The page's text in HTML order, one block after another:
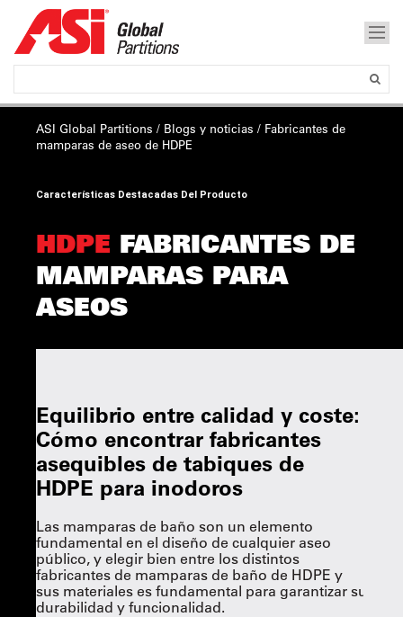
ASI Global Partitions / Blogs y noticias / Fabricantes de
mamparas de aseo de HDPE
Características Destacadas Del Producto
HDPE FABRICANTES DE
MAMPARAS PARA
ASEOS
Equilibrio entre calidad y coste:
Cómo encontrar fabricantes
asequibles de tabiques de
HDPE para inodoros
Las mamparas de baño son un elemento
fundamental en el diseño de cualquier aseo
público, y elegir bien entre los distintos
fabricantes de mamparas de baño de HDPE y
sus materiales es fundamental para garantizar su
durabilidad y funcionalidad.